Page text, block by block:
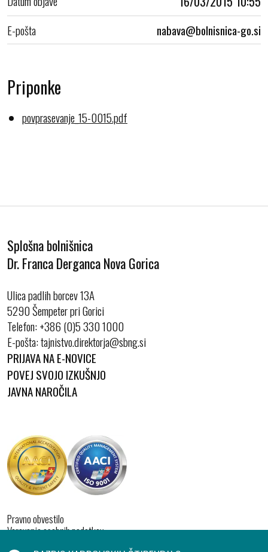
E-pošta
Priponke
povprasevanje_15-0015.pdf
Splošna bolnišnica
Dr. Franca Derganca Nova Gorica
Ulica padlih borcev 13A
5290 Šempeter pri Gorici
Telefon:+386 (0)5 330 1000
E-pošta:
PRIJAVA NA E-NOVICE
POVEJ SVOJO IZKUŠNJO
JAVNA NAROČILA
Pravno obvestilo
Varovanje osebnih podatkov